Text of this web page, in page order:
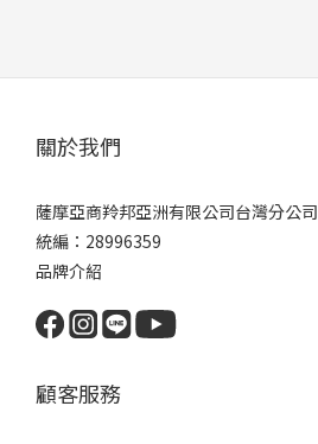
關於我們
薩摩亞商羚邦亞洲有限公司台灣分公司
統編：28996359
品牌介紹
顧客服務